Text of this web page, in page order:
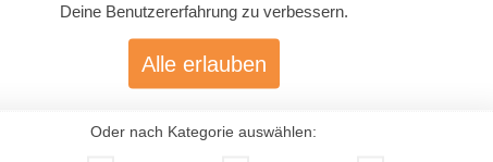
Deine Benutzererfahrung zu verbessern.
Alle erlauben
Oder nach Kategorie auswählen: